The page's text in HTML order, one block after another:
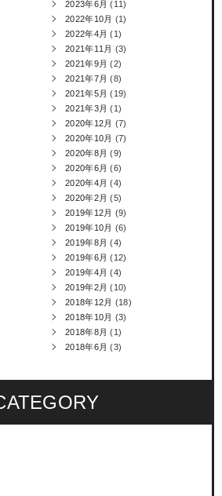
2023年6月 (11)
2022年10月 (1)
2022年4月 (1)
2021年11月 (3)
2021年9月 (2)
2021年7月 (8)
2021年5月 (19)
2021年3月 (1)
2020年12月 (7)
2020年10月 (7)
2020年8月 (9)
2020年6月 (6)
2020年4月 (4)
2020年2月 (5)
2019年12月 (9)
2019年10月 (6)
2019年8月 (4)
2019年6月 (12)
2019年4月 (4)
2019年2月 (10)
2018年12月 (18)
2018年10月 (3)
2018年8月 (1)
2018年6月 (3)